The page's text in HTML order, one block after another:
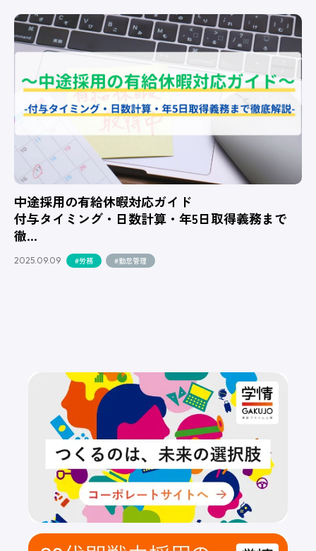
中途採用の有給休暇対応ガイド
付与タイミング・日数計算・年5日取得義務まで
徹…
2025.09.09 #労務 #勤怠管理